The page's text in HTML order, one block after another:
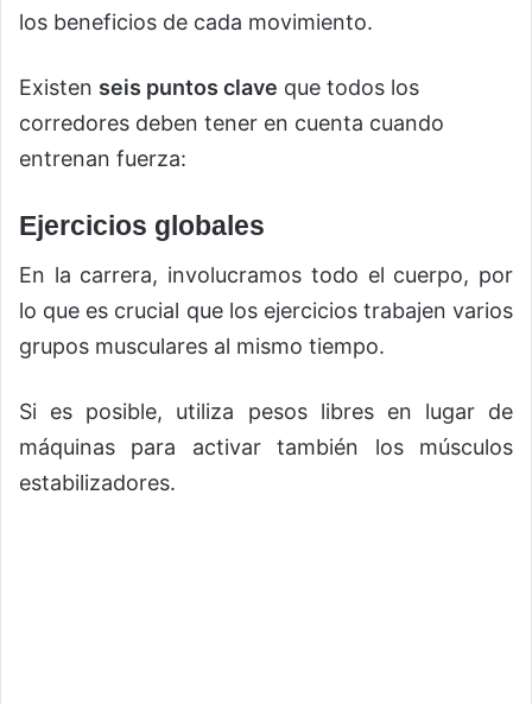
los beneficios de cada movimiento.
Existen seis puntos clave que todos los
corredores deben tener en cuenta cuando
entrenan fuerza:
Ejercicios globales
En la carrera, involucramos todo el cuerpo, por
lo que es crucial que los ejercicios trabajen varios
grupos musculares al mismo tiempo.
Si es posible, utiliza pesos libres en lugar de
máquinas para activar también los músculos
estabilizadores.